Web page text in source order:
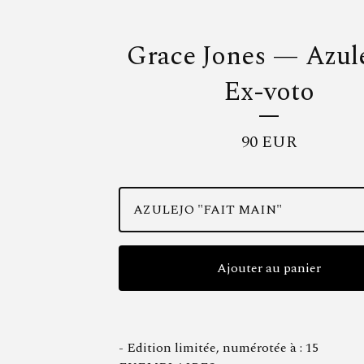
Grace Jones —
Ex-voto
90 EUR
Ajouter au panier
- Edition limitée, numérotée à : 15